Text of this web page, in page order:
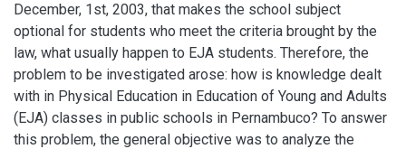
December, 1st, 2003, that makes the school subject
optional for students who meet the criteria brought by the
law, what usually happen to EJA students. Therefore, the
problem to be investigated arose: how is knowledge dealt
with in Physical Education in Education of Young and Adults
(EJA) classes in public schools in Pernambuco? To answer
this problem, the general objective was to analyze the